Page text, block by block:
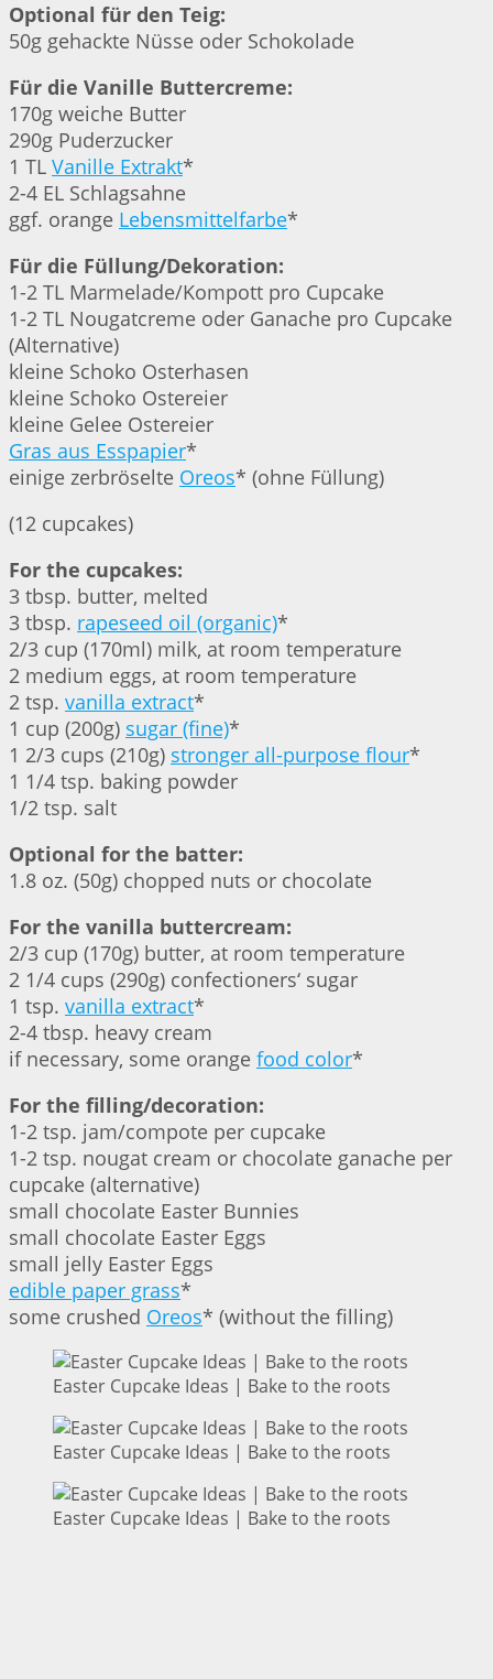
Optional für den Teig:
50g gehackte Nüsse oder Schokolade
Für die Vanille Buttercreme:
170g weiche Butter
290g Puderzucker
1 TL Vanille Extrakt*
2-4 EL Schlagsahne
ggf. orange Lebensmittelfarbe*
Für die Füllung/Dekoration:
1-2 TL Marmelade/Kompott pro Cupcake
1-2 TL Nougatcreme oder Ganache pro Cupcake
(Alternative)
kleine Schoko Osterhasen
kleine Schoko Ostereier
kleine Gelee Ostereier
Gras aus Esspapier*
einige zerbröselte Oreos* (ohne Füllung)
(12 cupcakes)
For the cupcakes:
3 tbsp. butter, melted
3 tbsp. rapeseed oil (organic)*
2/3 cup (170ml) milk, at room temperature
2 medium eggs, at room temperature
2 tsp. vanilla extract*
1 cup (200g) sugar (fine)*
1 2/3 cups (210g) stronger all-purpose flour*
1 1/4 tsp. baking powder
1/2 tsp. salt
Optional for the batter:
1.8 oz. (50g) chopped nuts or chocolate
For the vanilla buttercream:
2/3 cup (170g) butter, at room temperature
2 1/4 cups (290g) confectioners‘ sugar
1 tsp. vanilla extract*
2-4 tbsp. heavy cream
if necessary, some orange food color*
For the filling/decoration:
1-2 tsp. jam/compote per cupcake
1-2 tsp. nougat cream or chocolate ganache per
cupcake (alternative)
small chocolate Easter Bunnies
small chocolate Easter Eggs
small jelly Easter Eggs
edible paper grass*
some crushed Oreos* (without the filling)
Easter Cupcake Ideas | Bake to the roots
Easter Cupcake Ideas | Bake to the roots
Easter Cupcake Ideas | Bake to the roots